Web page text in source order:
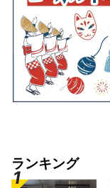
ランキング